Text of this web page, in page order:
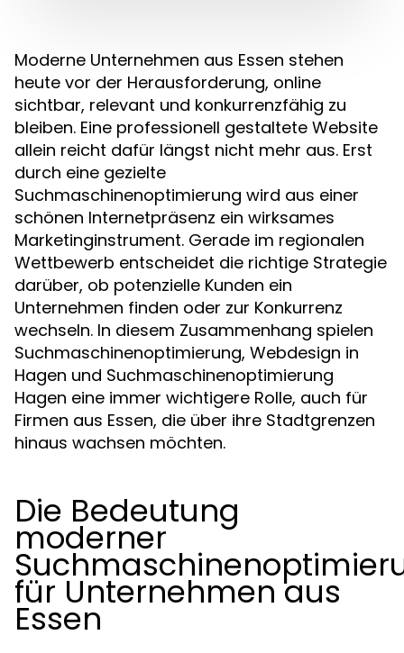
Moderne Unternehmen aus Essen stehen
heute vor der Herausforderung, online
sichtbar, relevant und konkurrenzfähig zu
bleiben. Eine professionell gestaltete Website
allein reicht dafür längst nicht mehr aus. Erst
durch eine gezielte
Suchmaschinenoptimierung wird aus einer
schönen Internetpräsenz ein wirksames
Marketinginstrument. Gerade im regionalen
Wettbewerb entscheidet die richtige Strategie
darüber, ob potenzielle Kunden ein
Unternehmen finden oder zur Konkurrenz
wechseln. In diesem Zusammenhang spielen
Suchmaschinenoptimierung, Webdesign in
Hagen und Suchmaschinenoptimierung
Hagen eine immer wichtigere Rolle, auch für
Firmen aus Essen, die über ihre Stadtgrenzen
hinaus wachsen möchten.
Die Bedeutung
moderner
für Unternehmen aus
Essen